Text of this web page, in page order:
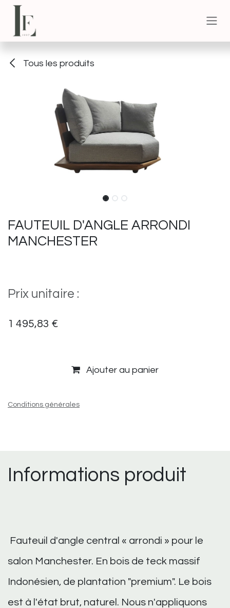
Se rendre au contenu
Tous les produits
FAUTEUIL D'ANGLE ARRONDI
MANCHESTER
Prix unitaire :
1 495,83 €
Ajouter au panier
Conditions générales
Informations produit
Fauteuil d'angle central « arrondi » pour le
salon Manchester. En bois de teck massif
Indonésien, de plantation "premium". Le bois
est à l'état brut, naturel. Nous n'appliquons